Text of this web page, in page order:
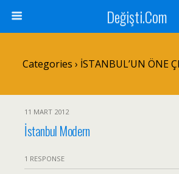
Değişti.Com
Categories › İSTANBUL’UN ÖNE
11 MART 2012
İstanbul Modern
1 RESPONSE